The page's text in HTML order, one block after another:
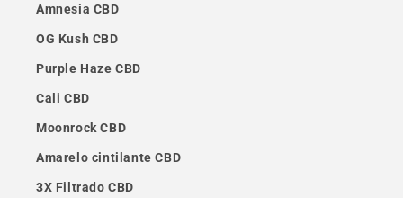
Amnesia CBD
OG Kush CBD
Purple Haze CBD
Cali CBD
Moonrock CBD
Amarelo cintilante CBD
3X Filtrado CBD